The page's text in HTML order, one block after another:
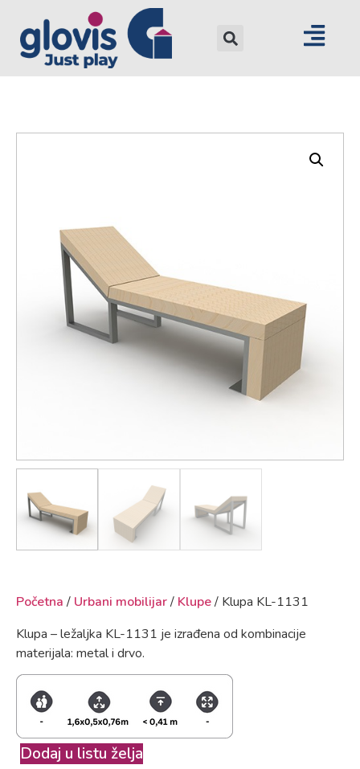
Početna / Urbani mobilijar/ Klupe/ Klupa KL-1131
Klupa – ležaljka KL-1131 je izrađena od kombinacije
materijala: metal i drvo.
Dodaj u listu želja